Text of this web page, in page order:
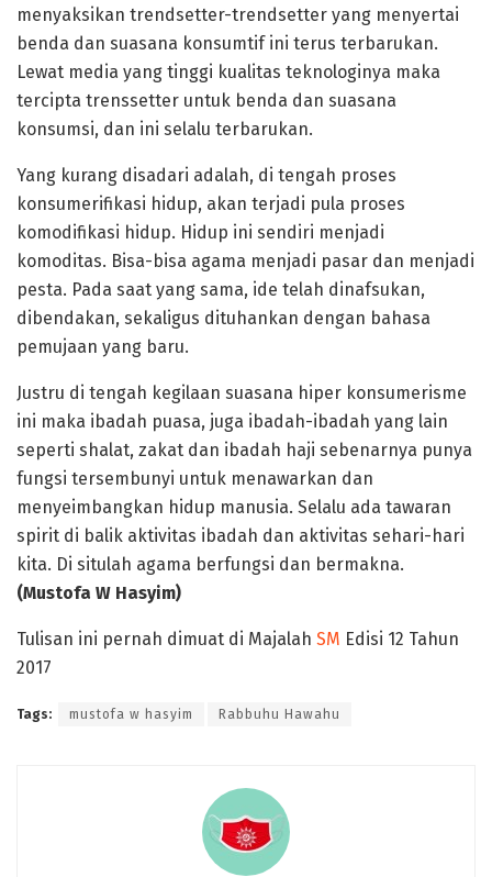
menyaksikan trendsetter-trendsetter yang menyertai
benda dan suasana konsumtif ini terus terbarukan.
Lewat media yang tinggi kualitas teknologinya maka
tercipta trenssetter untuk benda dan suasana
konsumsi, dan ini selalu terbarukan.
Yang kurang disadari adalah, di tengah proses
konsumerifikasi hidup, akan terjadi pula proses
komodifikasi hidup. Hidup ini sendiri menjadi
komoditas. Bisa-bisa agama menjadi pasar dan menjadi
pesta. Pada saat yang sama, ide telah dinafsukan,
dibendakan, sekaligus dituhankan dengan bahasa
pemujaan yang baru.
Justru di tengah kegilaan suasana hiper konsumerisme
ini maka ibadah puasa, juga ibadah-ibadah yang lain
seperti shalat, zakat dan ibadah haji sebenarnya punya
fungsi tersembunyi untuk menawarkan dan
menyeimbangkan hidup manusia. Selalu ada tawaran
spirit di balik aktivitas ibadah dan aktivitas sehari-hari
kita. Di situlah agama berfungsi dan bermakna.
(Mustofa W Hasyim)
Tulisan ini pernah dimuat di Majalah SM Edisi 12 Tahun
2017
Tags: mustofa w hasyim Rabbuhu Hawahu